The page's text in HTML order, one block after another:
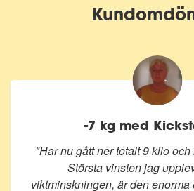
-7 kg med
"Har nu gått ner totalt 9 kilo
Största vinsten jag
viktminskningen, är den